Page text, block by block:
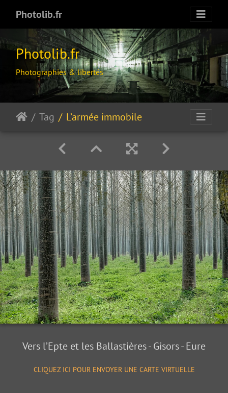
Photolib.fr
Photolib.fr
Photographies & libertés
Tag L’armée immobile
Vers l’Epte et les Ballastières - Gisors - Eure
CLIQUEZ ICI POUR ENVOYER UNE CARTE VIRTUELLE